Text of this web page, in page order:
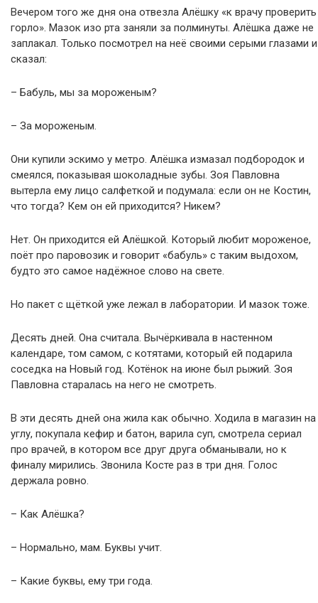
Вечером того же дня она отвезла Алёшку «к врачу проверить
горло». Мазок изо рта заняли за полминуты. Алёшка даже не
заплакал. Только посмотрел на неё своими серыми глазами и
сказал:
– Бабуль, мы за мороженым?
– За мороженым.
Они купили эскимо у метро. Алёшка измазал подбородок и
смеялся, показывая шоколадные зубы. Зоя Павловна
вытерла ему лицо салфеткой и подумала: если он не Костин,
что тогда? Кем он ей приходится? Никем?
Нет. Он приходится ей Алёшкой. Который любит мороженое,
поёт про паровозик и говорит «бабуль» с таким выдохом,
будто это самое надёжное слово на свете.
Но пакет с щёткой уже лежал в лаборатории. И мазок тоже.
Десять дней. Она считала. Вычёркивала в настенном
календаре, том самом, с котятами, который ей подарила
соседка на Новый год. Котёнок на июне был рыжий. Зоя
Павловна старалась на него не смотреть.
В эти десять дней она жила как обычно. Ходила в магазин на
углу, покупала кефир и батон, варила суп, смотрела сериал
про врачей, в котором все друг друга обманывали, но к
финалу мирились. Звонила Косте раз в три дня. Голос
держала ровно.
– Как Алёшка?
– Нормально, мам. Буквы учит.
– Какие буквы, ему три года.